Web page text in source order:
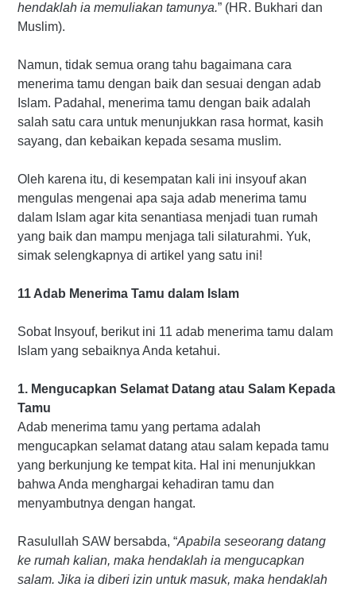
hendaklah ia memuliakan tamunya.” (HR. Bukhari dan
Muslim).
Namun, tidak semua orang tahu bagaimana cara
menerima tamu dengan baik dan sesuai dengan adab
Islam. Padahal, menerima tamu dengan baik adalah
salah satu cara untuk menunjukkan rasa hormat, kasih
sayang, dan kebaikan kepada sesama muslim.
Oleh karena itu, di kesempatan kali ini insyouf akan
mengulas mengenai apa saja adab menerima tamu
dalam Islam agar kita senantiasa menjadi tuan rumah
yang baik dan mampu menjaga tali silaturahmi. Yuk,
simak selengkapnya di artikel yang satu ini!
11 Adab Menerima Tamu dalam Islam
Sobat Insyouf, berikut ini 11 adab menerima tamu dalam
Islam yang sebaiknya Anda ketahui.
1. Mengucapkan Selamat Datang atau Salam Kepada
Tamu
Adab menerima tamu yang pertama adalah
mengucapkan selamat datang atau salam kepada tamu
yang berkunjung ke tempat kita. Hal ini menunjukkan
bahwa Anda menghargai kehadiran tamu dan
menyambutnya dengan hangat.
Rasulullah SAW bersabda, “Apabila seseorang datang
ke rumah kalian, maka hendaklah ia mengucapkan
salam. Jika ia diberi izin untuk masuk, maka hendaklah